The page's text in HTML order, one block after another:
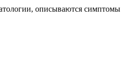
описываются симптомы